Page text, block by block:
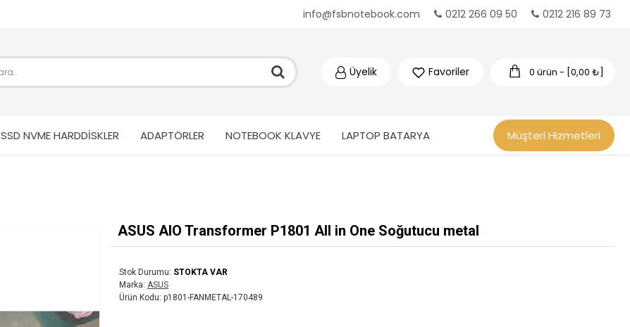
info@fsbnotebook.com 0212 266 09 50 0212 216 89 73
Üyelik Favoriler 0 ürün - [0,00 ₺]
SSD NVME HARDDİSKLER ADAPTÖRLER NOTEBOOK KLAVYE LAPTOP BATARYA Müşteri Hizmetleri
ASUS AIO Transformer P1801 All in One Soğutucu metal
Stok Durumu: STOKTA VAR
Marka: ASUS
Ürün Kodu: p1801-FANMETAL-170489